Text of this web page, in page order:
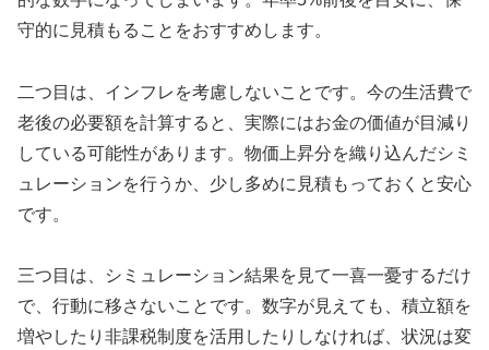
守的に見積もることをおすすめします。
二つ目は、インフレを考慮しないことです。今の生活費で
老後の必要額を計算すると、実際にはお金の価値が目減り
している可能性があります。物価上昇分を織り込んだシミ
ュレーションを行うか、少し多めに見積もっておくと安心
です。
三つ目は、シミュレーション結果を見て一喜一憂するだけ
で、行動に移さないことです。数字が見えても、積立額を
増やしたり非課税制度を活用したりしなければ、状況は変